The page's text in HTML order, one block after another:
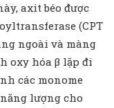
axit béo được
(CPT
ngoài và màng
oxy hóa β lặp đi
các monome
lượng cho